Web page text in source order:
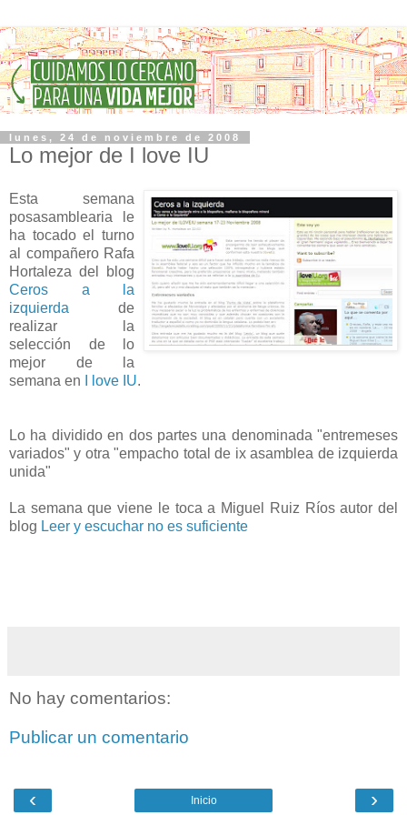
lunes, 24 de noviembre de 2008
Lo mejor de I love IU
Esta semana
posasamblearia le
ha tocado el turno
al compañero Rafa
Hortaleza del blog
Ceros a la
izquierda de
realizar la
selección de lo
mejor de la
semana en
I love IU.
Lo ha dividido en dos partes una denominada "entremeses
variados" y otra "empacho total de ix asamblea de izquierda
unida"
La semana que viene le toca a Miguel Ruiz Ríos autor del
blog Leer y escuchar no es suficiente
No hay comentarios:
Publicar un comentario
‹ ›
Inicio